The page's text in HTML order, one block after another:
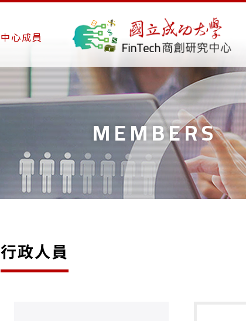
中心成員
MEMBERS
行政人員